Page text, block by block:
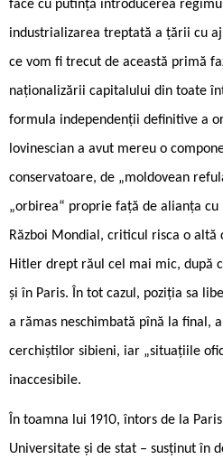
face cu putință introducerea
industrializarea treptată a țării cu
ce vom fi trecut de această primă
naționalizării capitalului din toate
formula independenții definitive a
lovinescian a avut mereu o
conservatoare, de „moldovean
„orbirea“ proprie față de alianța
Război Mondial, criticul risca o
Hitler drept răul cel mai mic, după
și în Paris. În tot cazul, poziția sa
a rămas neschimbată pînă la final,
cerchiștilor sibieni, iar „situațiile
inaccesibile.
În toamna lui 1910, întors de la
Universitate și de stat – susținut în